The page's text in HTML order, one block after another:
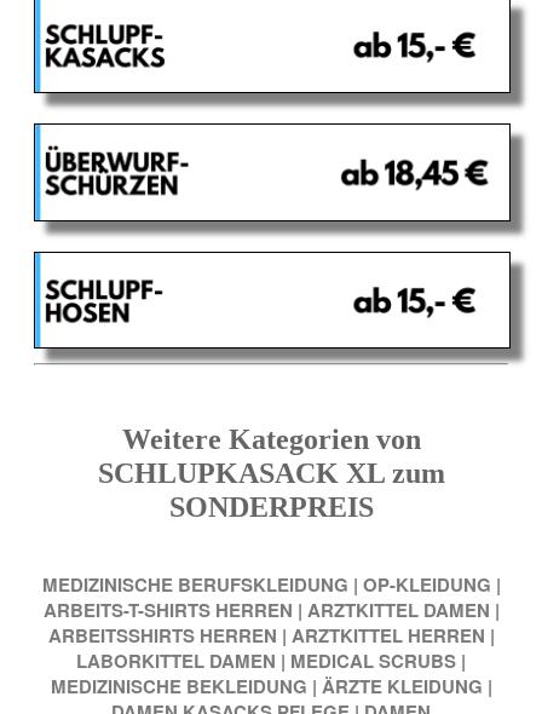
Weitere Kategorien von
SCHLUPKASACK XL zum
SONDERPREIS
MEDIZINISCHE BERUFSKLEIDUNG | OP-KLEIDUNG |
ARBEITS-T-SHIRTS HERREN | ARZTKITTEL DAMEN |
ARBEITSSHIRTS HERREN | ARZTKITTEL HERREN |
LABORKITTEL DAMEN | MEDICAL SCRUBS |
MEDIZINISCHE BEKLEIDUNG | ÄRZTE KLEIDUNG |